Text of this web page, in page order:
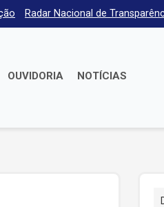
Radar Nacional de
OUVIDORIA NOTÍCIAS